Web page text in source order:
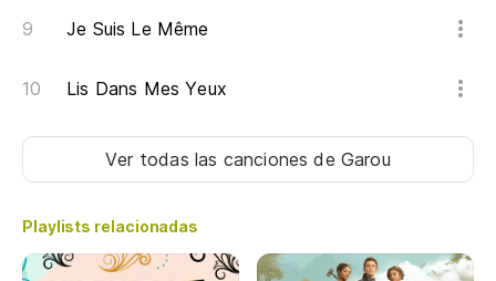
Je Suis Le Même
Lis Dans Mes Yeux
Ver todas las cancionesde Garou
Playlists relacionadas